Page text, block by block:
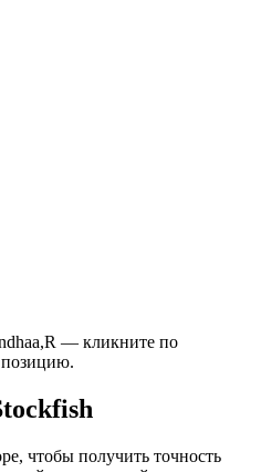
— кликните по
позицию.
чтобы получить точность